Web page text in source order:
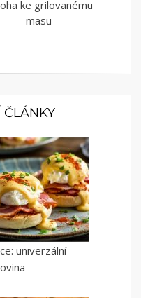
ke grilovanému
masu
ČLÁNKY
univerzální